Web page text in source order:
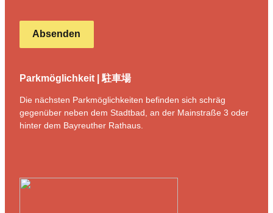
Absenden
Parkmöglichkeit | 駐車場
Die nächsten Parkmöglichkeiten befinden sich schräg
gegenüber neben dem Stadtbad, an der Mainstraße 3 oder
hinter dem Bayreuther Rathaus.